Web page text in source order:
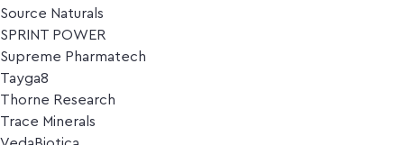
Source Naturals
SPRINT POWER
Supreme Pharmatech
Tayga8
Thorne Research
Trace Minerals